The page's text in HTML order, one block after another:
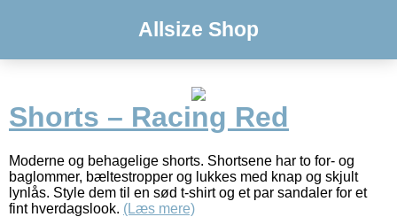
Allsize Shop
Shorts – Racing Red
Moderne og behagelige shorts. Shortsene har to for- og
baglommer, bæltestropper og lukkes med knap og skjult
lynlås. Style dem til en sød t-shirt og et par sandaler for et
fint hverdagslook. (Læs mere)